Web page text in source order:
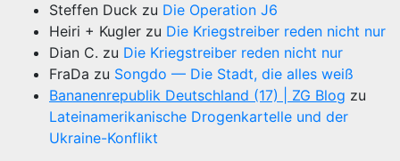
Steffen Duck zu Die Operation J6
Heiri + Kugler zu Die Kriegstreiber reden nicht nur
Dian C. zu Die Kriegstreiber reden nicht nur
FraDa zu Songdo — Die Stadt, die alles weiß
Bananenrepublik Deutschland (17) | ZG Blog zu
Lateinamerikanische Drogenkartelle und der
Ukraine-Konflikt